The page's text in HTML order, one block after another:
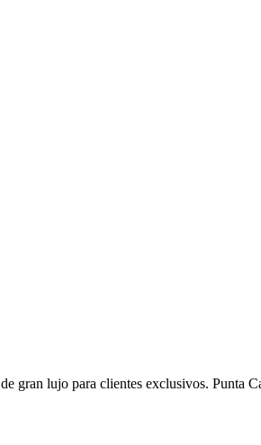
gran lujo para clientes exclusivos. Punta